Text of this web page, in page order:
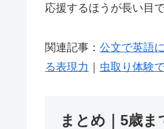
応援するほうが長い目
関連記事： 公文で英語
る表現力 ｜ 虫取り体験
まとめ｜5歳